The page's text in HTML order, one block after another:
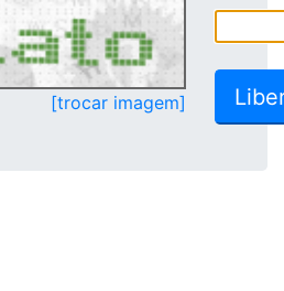
[trocar imagem]